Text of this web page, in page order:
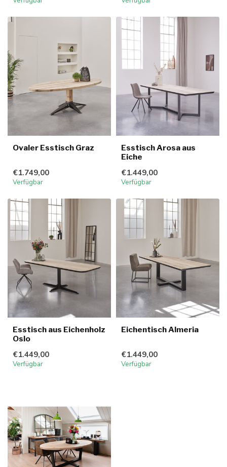
Ovaler Esstisch Graz
€1.749,00
Verfügbar
Esstisch Arosa aus
Eiche
€1.449,00
Verfügbar
Esstisch aus Eichenholz
Oslo
€1.449,00
Verfügbar
Eichentisch Almeria
€1.449,00
Verfügbar